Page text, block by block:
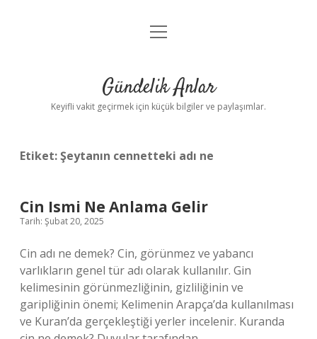
Anasayfa
Yasal Uyarı
menüyü
Gündelik Anlar
Keyifli vakit geçirmek için küçük bilgiler ve paylaşımlar.
Etiket:Şeytanın cennetteki adı ne
Cin Ismi Ne Anlama Gelir
Tarih: Şubat 20, 2025
Cin adı ne demek? Cin, görünmez ve yabancı
varlıkların genel tür adı olarak kullanılır. Gin
kelimesinin görünmezliğinin, gizliliğinin ve
garipliğinin önemi; Kelimenin Arapça’da kullanılması
ve Kuran’da gerçekleştiği yerler incelenir. Kuranda